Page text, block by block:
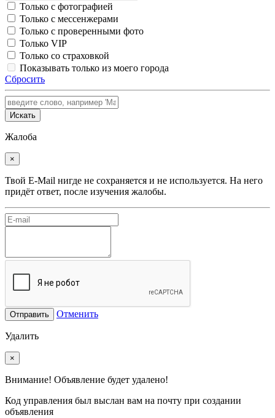
Только с фотографией
Только с мессенжерами
Только с проверенными фото
Только VIP
Только со страховкой
Показывать только из моего города
Сбросить
Искать
Жалоба
×
Твой E-Mail нигде не сохраняется и не используется. На него
придёт ответ, после изучения жалобы.
Отправить Отменить
Удалить
×
Внимание! Объявление будет удалено!
Код управления был выслан вам на почту при создании
объявления